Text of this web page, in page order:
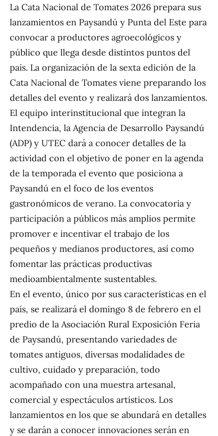
La Cata Nacional de Tomates 2026 prepara sus
lanzamientos en Paysandú y Punta del Este para
convocar a productores agroecológicos y
público que llega desde distintos puntos del
país. La organización de la sexta edición de la
Cata Nacional de Tomates viene preparando los
detalles del evento y realizará dos lanzamientos.
El equipo interinstitucional que integran la
Intendencia, la Agencia de Desarrollo Paysandú
(ADP) y UTEC dará a conocer detalles de la
actividad con el objetivo de poner en la agenda
de la temporada el evento que posiciona a
Paysandú en el foco de los eventos
gastronómicos de verano. La convocatoria y
participación a públicos más amplios permite
promover e incentivar el trabajo de los
pequeños y medianos productores, así como
fomentar las prácticas productivas
medioambientalmente sustentables.
En el evento, único por sus características en el
país, se realizará el domingo 8 de febrero en el
predio de la Asociación Rural Exposición Feria
de Paysandú, presentando variedades de
tomates antiguos, diversas modalidades de
cultivo, cuidado y preparación, todo
acompañado con una muestra artesanal,
comercial y espectáculos artísticos. Los
lanzamientos en los que se abundará en detalles
y se darán a conocer innovaciones serán en